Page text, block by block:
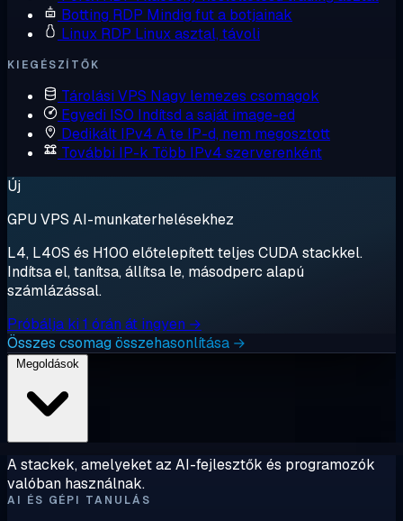
Botting RDP Mindig fut a botjainak
Linux RDP Linux asztal, távoli
KIEGÉSZÍTŐK
Tárolási VPS Nagy lemezes csomagok
Egyedi ISO Indítsd a saját image-ed
Dedikált IPv4 A te IP-d, nem megosztott
További IP-k Több IPv4 szerverenként
Új
GPU VPS AI-munkaterhelésekhez
L4, L40S és H100 előtelepített teljes CUDA stackkel.
Indítsa el, tanítsa, állítsa le, másodperc alapú
számlázással.
Próbálja ki 1 órán át ingyen →
Összes csomag összehasonlítása →
A stackek, amelyeket az AI-fejlesztők és programozók
valóban használnak.
AI ÉS GÉPI TANULÁS